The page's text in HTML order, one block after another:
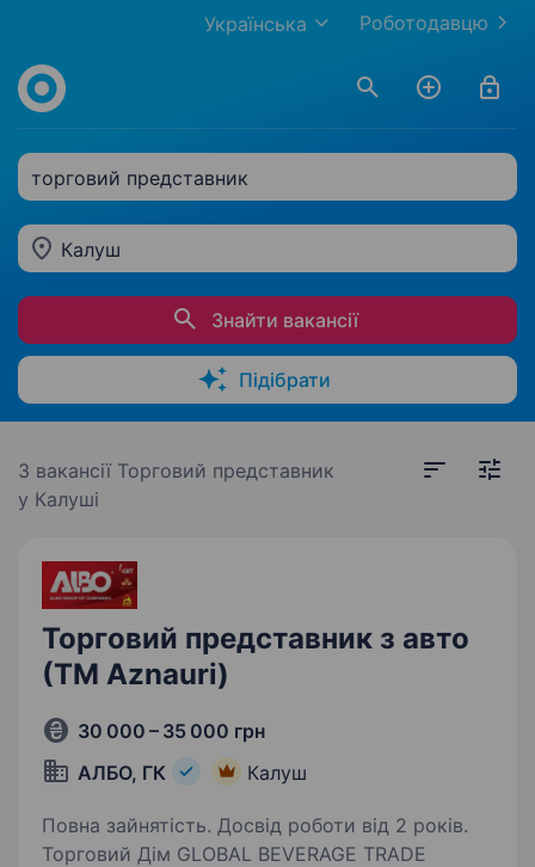
Роботодавцю
Українська
торговий представник
Калуш
Знайти вакансії
Підібрати
3 вакансії Торговий представник
у Калуші
Торговий представник з авто
(ТМ Aznauri)
30 000 – 35 000 грн
АЛБО, ГК
Калуш
Повна зайнятість. Досвід роботи від 2 років.
Торговий Дім GLOBAL BEVERAGE TRADE